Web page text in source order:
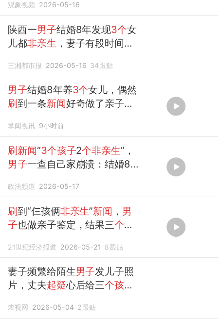
更令人崩溃，“妻子摘掉行车记
录仪和家里监控”
观象视频 2026-05-16
陕西一男子结婚8年发现3个女
儿都非亲生 ，妻子有段时间一
刷新闻起疑查出3女儿非亲生
三湘都市报 2026-05-16 34跟贴
男子结婚8年养3个女儿，偶然
刷到一条新闻好奇做了亲子鉴
亲生！
掌闻视讯 9小时前
刷新闻“3个孩子2个非亲生”，
男子一查自己家崩溃：结婚8
政法频道 2026-05-17
刷到“仨孩俩非亲生”新闻 ， 男
子也做亲子鉴定，结果三个孩
21世纪经济报道 2026-05-21 8跟贴
妻子频繁给陌生男子发儿子照
片，丈夫起疑心后给三个孩子
世半年的表弟半夜来电，全家
农视网 2026-05-04 2跟贴